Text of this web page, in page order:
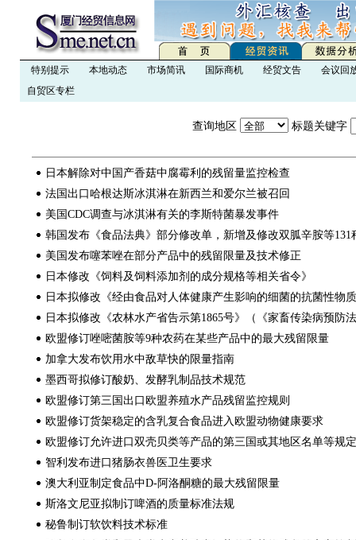
特别提示 本地动态 市场简讯 国际商机 经贸文告
会议回
自贸区专栏
查询地区 标题关键字
日本解除对中国产香菇中腐霉利的残留量监控检查
法国出口哈根达斯冰淇淋在新西兰和爱尔兰被召回
美国CDC调查与冰淇淋有关的李斯特菌暴发事件
韩国发布《食品法典》部分修改单，新增及修改双胍辛胺等131
美国发布噻苯唑在部分产品中的残留限量及技术修正
日本修改《饲料及饲料添加剂的成分规格等相关省令》
日本拟修改《经由食品对人体健康产生影响的细菌的抗菌性物
日本拟修改《农林水产省告示第1865号》（《家畜传染病预防
欧盟修订唑嘧菌胺等9种农药在某些产品中的最大残留限量
加拿大发布饮用水中敌草快的限量指南
墨西哥拟修订酸奶、发酵乳制品技术规范
欧盟修订第三国出口欧盟养殖水产品残留监控规则
欧盟修订货架稳定的含乳复合食品进入欧盟动物健康要求
欧盟修订允许进口双壳贝类等产品的第三国或其地区名单等规定
智利发布进口猪肠衣兽医卫生要求
澳大利亚制定食品中D-阿洛酮糖的最大残留限量
斯洛文尼亚拟制订啤酒的质量标准法规
秘鲁制订软饮料技术标准